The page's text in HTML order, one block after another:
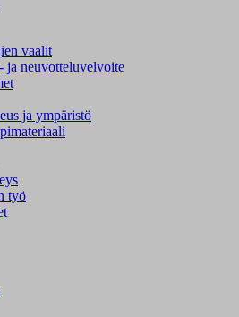
vaalit
ja neuvotteluvelvoite
ja ympäristö
työ